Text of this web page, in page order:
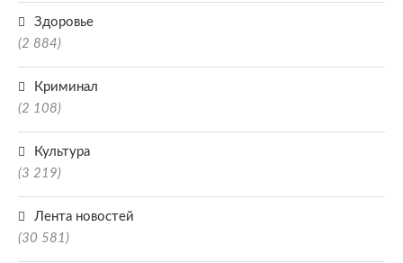
Здоровье
(2 884)
Криминал
(2 108)
Культура
(3 219)
Лента новостей
(30 581)